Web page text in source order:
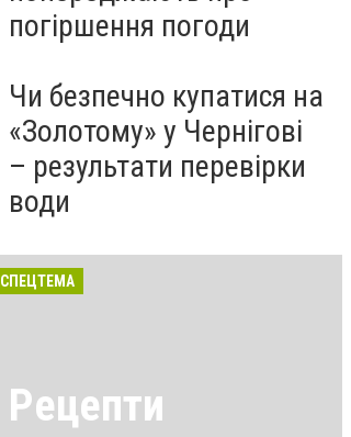
погіршення погоди
Чи безпечно купатися на
«Золотому» у Чернігові
– результати перевірки
води
СПЕЦТЕМА
Рецепти